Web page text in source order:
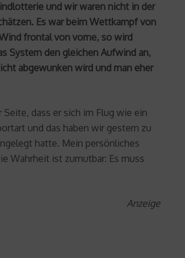
und wir waren nicht in der
Es war beim Wettkampf von
frontal von vorne, so wird
System den gleichen Aufwind an,
abgewunken wird und man eher
dass er sich im Flug wie ein
und das haben wir gestern zu
hatte. Mein persönliches
Wahrheit ist zumutbar: Es muss
Anzeige